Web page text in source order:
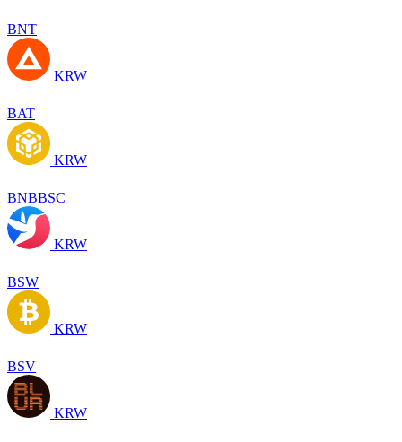
BNT
KRW
BAT
KRW
BNBBSC
KRW
BSW
KRW
BSV
KRW